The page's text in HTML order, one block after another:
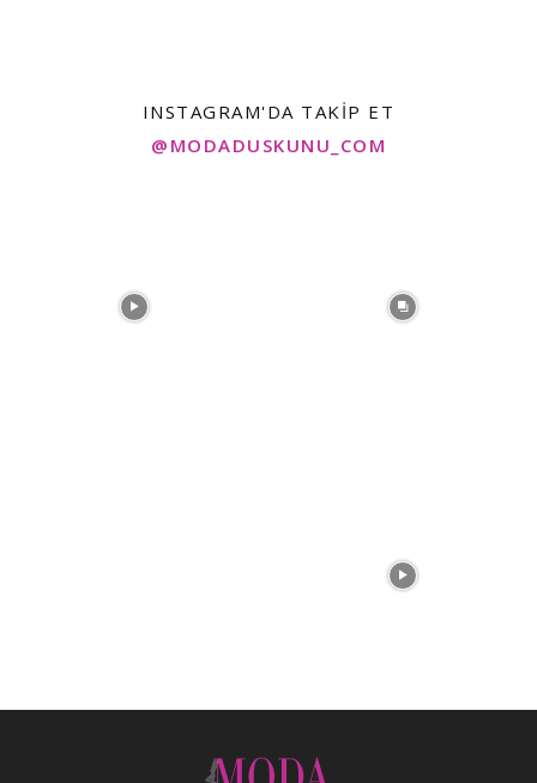
INSTAGRAM'DA TAKIP ET
@MODADUSKUNU_COM